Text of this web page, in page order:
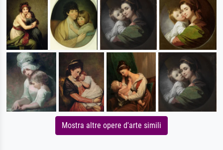
Mostra altre opere d'arte simili